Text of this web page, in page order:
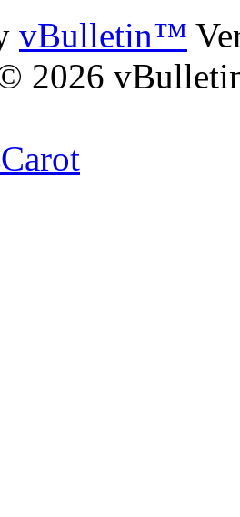
vBulletin™
2026